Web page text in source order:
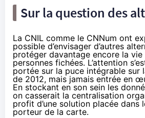
Sur la question des
La CNIL comme le CNNum ont
possible d’envisager d’autres
protéger davantage encore la vie
personnes fichées. L’attention
portée sur la puce intégrable sur
de 2012, mais jamais entrée en
En stockant en son sein les
on casserait la centralisation
profit d’une solution placée dans
porteur de la carte.